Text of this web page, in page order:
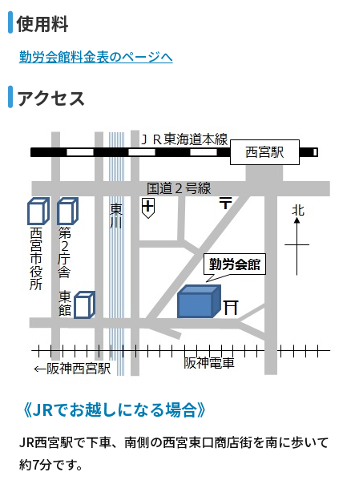
使用料
勤労会館料金表のページへ
アクセス
《JRでお越しになる場合》
JR西宮駅で下車、南側の西宮東口商店街を南に歩いて
約7分です。